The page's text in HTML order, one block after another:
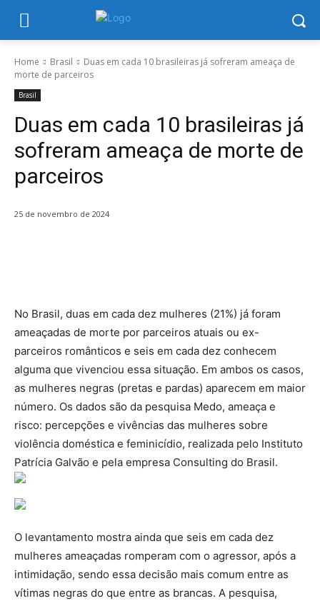
Home Brasil
Duas em cada 10 brasileiras já sofreram ameaça de
morte de parceiros
Brasil
Duas em cada 10 brasileiras já
sofreram ameaça de morte de
parceiros
25 de novembro de 2024
No Brasil, duas em cada dez mulheres (21%) já foram
ameaçadas de morte por parceiros atuais ou ex-
parceiros românticos e seis em cada dez conhecem
alguma que vivenciou essa situação. Em ambos os casos,
as mulheres negras (pretas e pardas) aparecem em maior
número. Os dados são da pesquisa Medo, ameaça e
risco: percepções e vivências das mulheres sobre
violência doméstica e feminicídio, realizada pelo Instituto
Patrícia Galvão e pela empresa Consulting do Brasil.
O levantamento mostra ainda que seis em cada dez
mulheres ameaçadas romperam com o agressor, após a
intimidação, sendo essa decisão mais comum entre as
vítimas negras do que entre as brancas. A pesquisa,